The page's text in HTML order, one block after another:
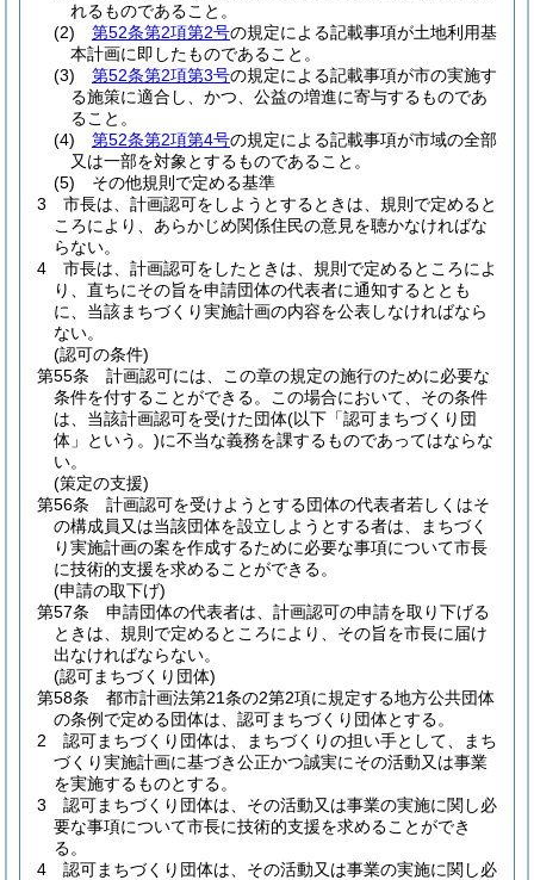
れるものであること。
(2)
第52条第2項第2号の規定による記載事項が土地利用基
本計画に即したものであること。
(3)
第52条第2項第3号の規定による記載事項が市の実施す
る施策に適合し、かつ、公益の増進に寄与するものであ
ること。
(4)
第52条第2項第4号の規定による記載事項が市域の全部
又は一部を対象とするものであること。
(5)
その他規則で定める基準
3
市長は、計画認可をしようとするときは、規則で定めると
ころにより、あらかじめ関係住民の意見を聴かなければな
らない。
4
市長は、計画認可をしたときは、規則で定めるところによ
り、直ちにその旨を申請団体の代表者に通知するととも
に、当該まちづくり実施計画の内容を公表しなければなら
ない。
(認可の条件)
第55条
計画認可には、この章の規定の施行のために必要な
条件を付することができる。
この場合において、その条件
は、当該計画認可を受けた団体(以下「認可まちづくり団
体」という。)に不当な義務を課するものであってはならな
い。
(策定の支援)
第56条
計画認可を受けようとする団体の代表者若しくはそ
の構成員又は当該団体を設立しようとする者は、まちづく
り実施計画の案を作成するために必要な事項について市長
に技術的支援を求めることができる。
(申請の取下げ)
第57条
申請団体の代表者は、計画認可の申請を取り下げる
ときは、規則で定めるところにより、その旨を市長に届け
出なければならない。
(認可まちづくり団体)
第58条
都市計画法第21条の2第2項に規定する地方公共団体
の条例で定める団体は、認可まちづくり団体とする。
2
認可まちづくり団体は、まちづくりの担い手として、まち
づくり実施計画に基づき公正かつ誠実にその活動又は事業
を実施するものとする。
3
認可まちづくり団体は、その活動又は事業の実施に関し必
要な事項について市長に技術的支援を求めることができ
る。
4
認可まちづくり団体は、その活動又は事業の実施に関し必